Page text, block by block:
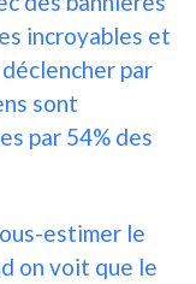
incroyables et
par
sont
par 54% des
estimer le
on voit que le